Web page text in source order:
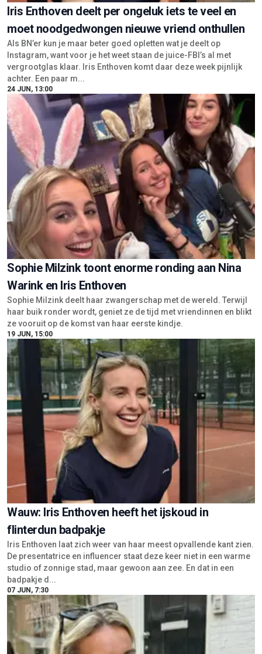
Iris Enthoven deelt per ongeluk iets te veel en
moet noodgedwongen nieuwe vriend onthullen
Als BN’er kun je maar beter goed opletten wat je deelt op
Instagram, want voor je het weet staan de juice-FBI’s al met
vergrootglas klaar. Iris Enthoven komt daar deze week pijnlijk
achter. Een paar m...
24 JUN, 13:00
Sophie Milzink toont enorme ronding aan Nina
Warink en Iris Enthoven
Sophie Milzink deelt haar zwangerschap met de wereld. Terwijl
haar buik ronder wordt, geniet ze de tijd met vriendinnen en blikt
ze vooruit op de komst van haar eerste kindje.
19 JUN, 15:00
Wauw: Iris Enthoven heeft het ijskoud in
flinterdun badpakje
Iris Enthoven laat zich weer van haar meest opvallende kant zien.
De presentatrice en influencer staat deze keer niet in een warme
studio of zonnige stad, maar gewoon aan zee. En dat in een
badpakje d...
07 JUN, 7:30